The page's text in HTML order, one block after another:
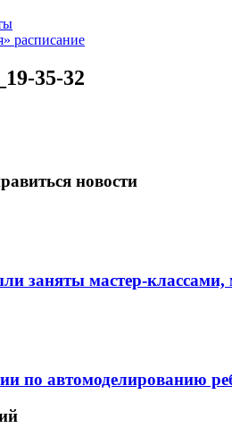
расписание
35-32
новости
заняты мастер-
по автомоделированию